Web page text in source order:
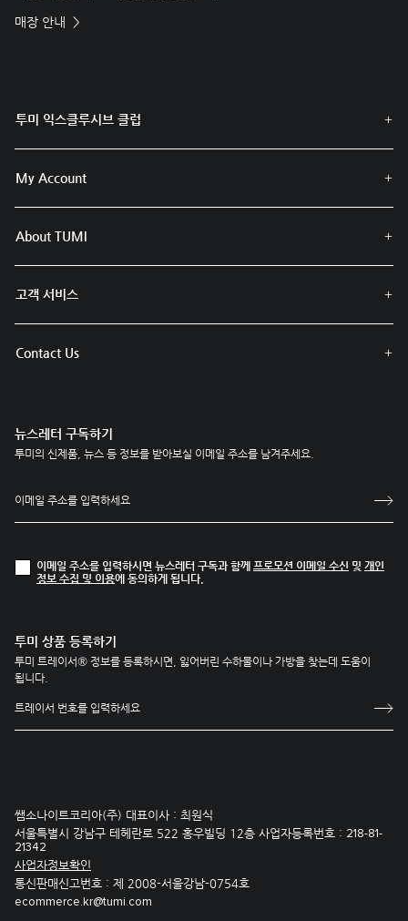
매장 안내
투미 익스클루시브 클럽
My Account
About TUMI
고객 서비스
Contact Us
뉴스레터 구독하기
투미의 신제품, 뉴스 등 정보를 받아보실 이메일 주소를 남겨주세요.
이메일 주소를 입력하시면 뉴스레터 구독과 함께 프로모션 이메일 수신 및 개인
정보 수집 및 이용에 동의하게 됩니다.
투미 상품 등록하기
투미 트레이서® 정보를 등록하시면, 잃어버린 수하물이나 가방을 찾는데 도움이
됩니다.
쌤소나이트코리아(주) 대표이사 : 최원식
서울특별시 강남구 테헤란로 522 홍우빌딩 12층 사업자등록번호 : 218-81-
21342
사업자정보확인
통신판매신고번호 : 제 2008-서울강남-0754호
ecommerce.kr@tumi.com